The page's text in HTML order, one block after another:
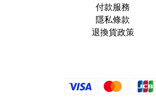
付款服務
隱私條款
退換貨政策